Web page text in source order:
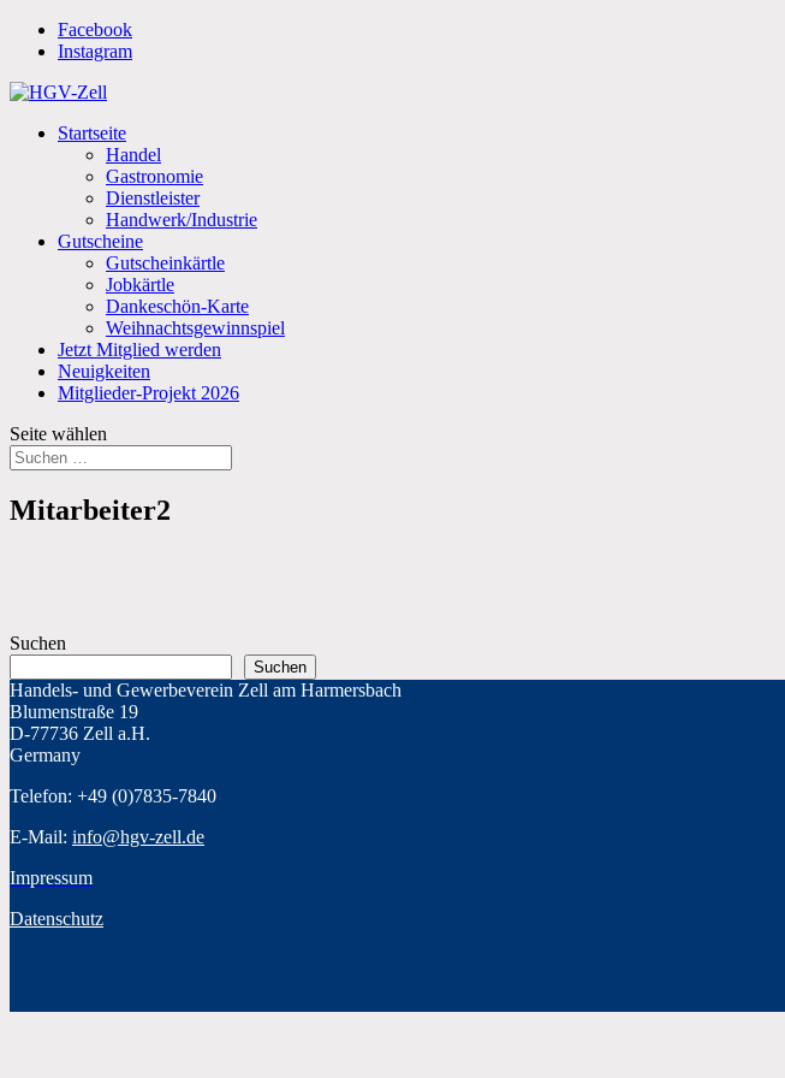
Facebook
Instagram
Startseite
Handel
Gastronomie
Dienstleister
Handwerk/Industrie
Gutscheine
Gutscheinkärtle
Jobkärtle
Dankeschön-Karte
Weihnachtsgewinnspiel
Jetzt Mitglied werden
Neuigkeiten
Mitglieder-Projekt 2026
Seite wählen
Mitarbeiter2
Suchen
Suchen
Handels- und Gewerbeverein Zell am Harmersbach
Blumenstraße 19
D-77736 Zell a.H.
Germany
Telefon: +49 (0)7835-7840
E-Mail: info@hgv-zell.de
Impressum
Datenschutz